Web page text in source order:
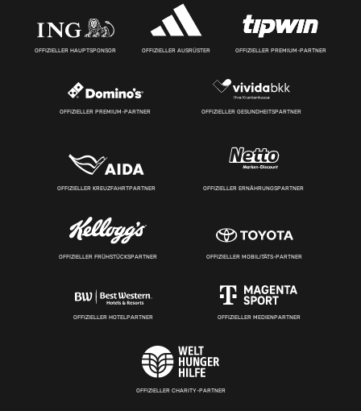
OFFIZIELLER HAUPTSPONSOR OFFIZIELLER AUSRÜSTER OFFIZIELLER PREMIUM-PARTNER
OFFIZIELLER PREMIUM-PARTNER OFFIZIELLER GESUNDHEITSPARTNER
OFFIZIELLER KREUZFAHRTPARTNER OFFIZIELLER ERNÄHRUNGSPARTNER
OFFIZIELLER FRÜHSTÜCKSPARTNER OFFIZIELLER MOBILITÄTS-PARTNER
OFFIZIELLER HOTELPARTNER OFFIZIELLER MEDIENPARTNER
OFFIZIELLER CHARITY-PARTNER